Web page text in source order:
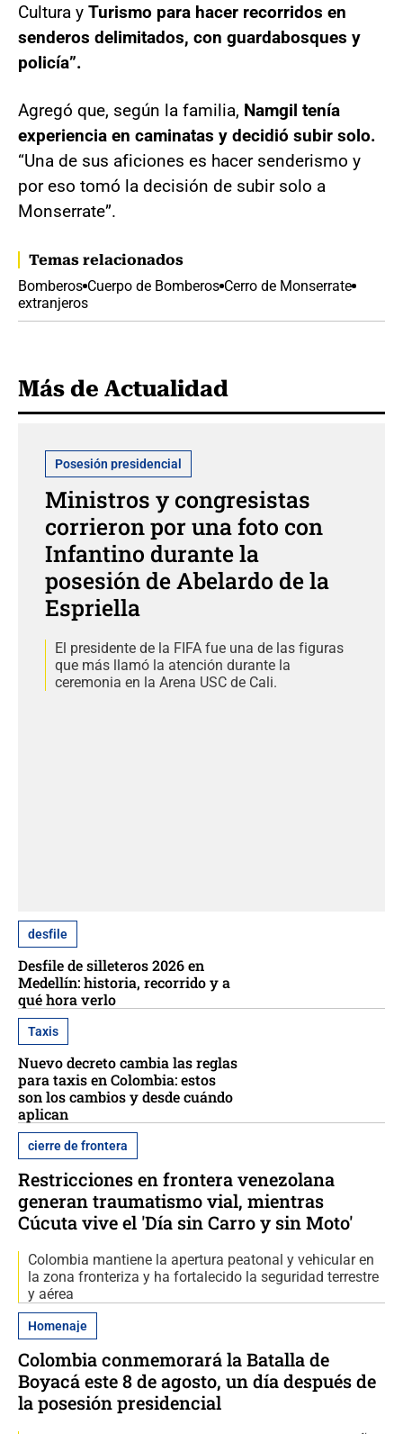
Cultura y Turismo para hacer recorridos en
senderos delimitados, con guardabosques y
policía”.
Agregó que, según la familia, Namgil tenía
experiencia en caminatas y decidió subir solo.
“Una de sus aficiones es hacer senderismo y
por eso tomó la decisión de subir solo a
Monserrate”.
Temas relacionados
Bomberos Cuerpo de Bomberos Cerro de Monserrate
extranjeros
Más de Actualidad
Posesión presidencial
Ministros y congresistas
corrieron por una foto con
Infantino durante la
posesión de Abelardo de la
Espriella
El presidente de la FIFA fue una de las figuras
que más llamó la atención durante la
ceremonia en la Arena USC de Cali.
desfile
Desfile de silleteros 2026 en
Medellín: historia, recorrido y a
qué hora verlo
Taxis
Nuevo decreto cambia las reglas
para taxis en Colombia: estos
son los cambios y desde cuándo
aplican
cierre de frontera
Restricciones en frontera venezolana
generan traumatismo vial, mientras
Cúcuta vive el 'Día sin Carro y sin Moto'
Colombia mantiene la apertura peatonal y vehicular en
la zona fronteriza y ha fortalecido la seguridad terrestre
y aérea
Homenaje
Colombia conmemorará la Batalla de
Boyacá este 8 de agosto, un día después de
la posesión presidencial